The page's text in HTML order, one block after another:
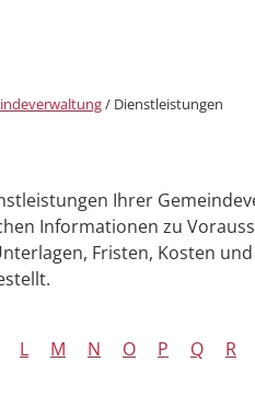
/ Dienstleistungen
Ihrer
Informationen zu
Fristen, Kosten
L M N O P Q
R